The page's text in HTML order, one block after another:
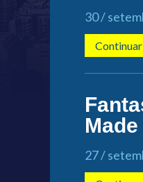
30 /
27 /